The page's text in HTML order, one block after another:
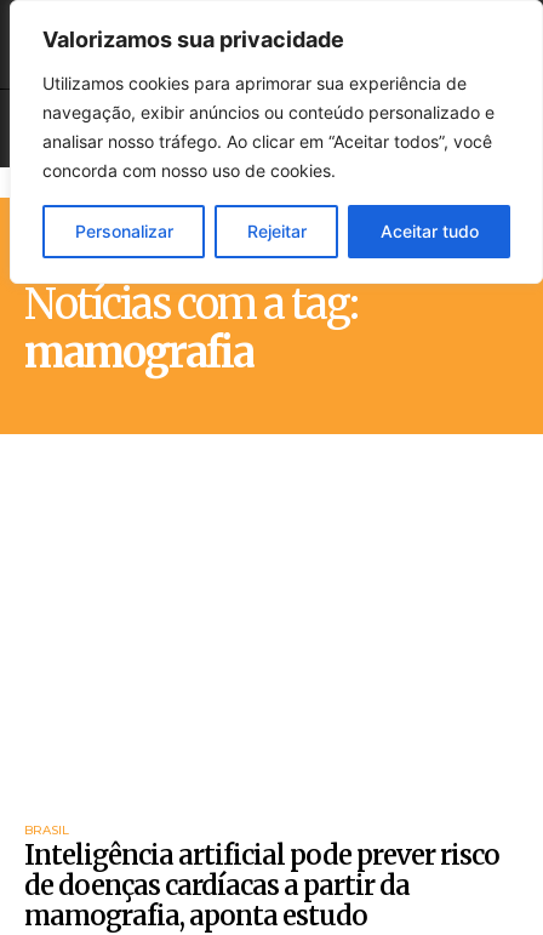
Valorizamos sua privacidade
Utilizamos cookies para aprimorar sua experiência de
navegação, exibir anúncios ou conteúdo personalizado e
analisar nosso tráfego. Ao clicar em “Aceitar todos”, você
concorda com nosso uso de cookies.
Personalizar Rejeitar Aceitar tudo
Notícias com a tag:
mamografia
BRASIL
Inteligência artificial pode prever risco
de doenças cardíacas a partir da
mamografia, aponta estudo